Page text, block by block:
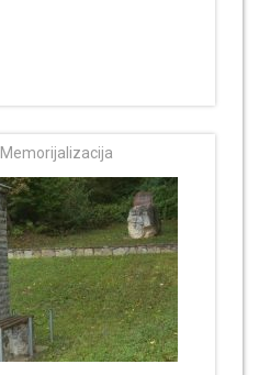
Memorijalizacija